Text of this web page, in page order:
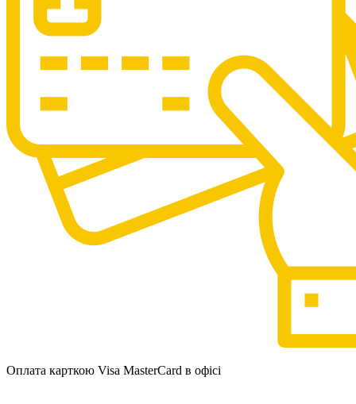
Оплата карткою Visa MasterCard в офісі